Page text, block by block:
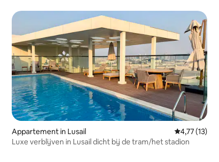
Appartement in Lusail Gemiddelde
4,77 (13)
Luxe verblijven in Lusail dicht bij de tram/het stadion